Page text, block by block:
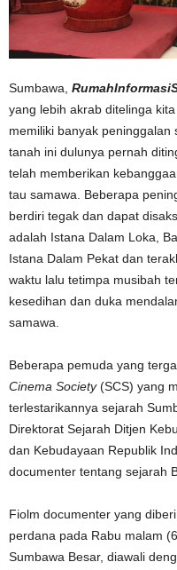
Sumbawa,
yang lebih akrab ditelinga
memiliki banyak
tanah ini dulunya pernah
telah memberikan
tau samawa. Beberapa
berdiri tegak dan dapat
adalah Istana Dalam Loka,
Istana Dalam Pekat dan
waktu lalu tetimpa musibah
kesedihan dan duka
samawa.
Beberapa pemuda yang
Cinema Society(SCS) yang
terlestarikannya sejarah
Direktorat Sejarah Ditjen
dan Kebudayaan Republik
documenter tentang sejarah
Fiolm documenter yang
perdana pada Rabu malam
Sumbawa Besar, diawali